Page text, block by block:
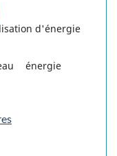
d'énergie
énergie